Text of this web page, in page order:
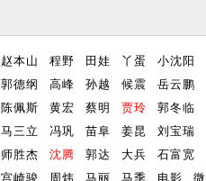
赵本山 程野 田娃 丫蛋
小沈阳
郭德纲
高峰 孙越 候震
岳云鹏
陈佩斯
黄宏 蔡明 贾玲
郭冬临
马三立
冯巩 苗阜 姜昆
刘宝瑞
师胜杰
沈腾 郭达 大兵
石富宽
宫崎骏
周炜 马丽 马季 电影